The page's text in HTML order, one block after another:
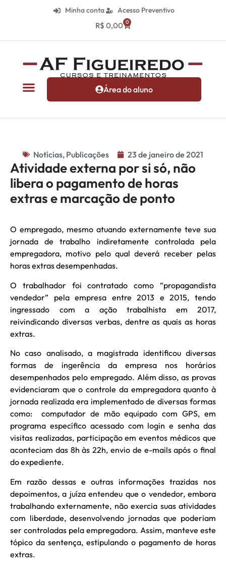
Minha conta Acesso Preventivo
R$ 0,00 0
Área do aluno
Notícias, Publicações 23 de janeiro de 2021
Atividade externa por si só, não
libera o pagamento de horas
extras e marcação de ponto
O empregado, mesmo atuando externamente teve sua
jornada de trabalho indiretamente controlada pela
empregadora, motivo pelo qual deverá receber pelas
horas extras desempenhadas.
O trabalhador foi contratado como “propagandista
vendedor” pela empresa entre 2013 e 2015, tendo
ingressado com a ação trabalhista em 2017,
reivindicando diversas verbas, dentre as quais as horas
extras.
No caso analisado, a magistrada identificou diversas
formas de ingerência da empresa nos horários
desempenhados pelo empregado. Além disso, as provas
evidenciaram que o controle da empregadora quanto à
jornada realizada era implementado de diversas formas
como: computador de mão equipado com GPS, em
programa específico acessado com login e senha das
visitas realizadas, participação em eventos médicos que
aconteciam das 8h às 22h, envio de e-mails após o final
do expediente.
Em razão dessas e outras informações trazidas nos
depoimentos, a juíza entendeu que o vendedor, embora
trabalhando externamente, não exercia suas atividades
com liberdade, desenvolvendo jornadas que poderiam
ser controladas pela empregadora. Assim, manteve este
tópico da sentença, estipulando o pagamento de horas
extras.